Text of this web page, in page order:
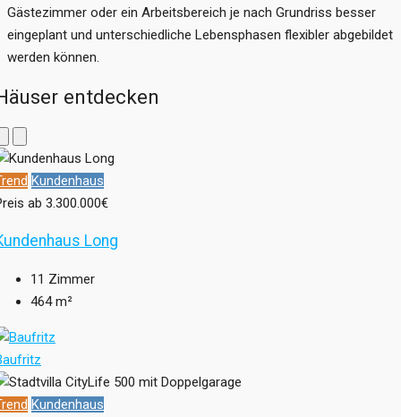
Gästezimmer oder ein Arbeitsbereich je nach Grundriss besser
eingeplant und unterschiedliche Lebensphasen flexibler abgebildet
werden können.
entdecken
Kundenhaus
ab 3.300.000€
Long
11 Zimmer
464 m²
Kundenhaus